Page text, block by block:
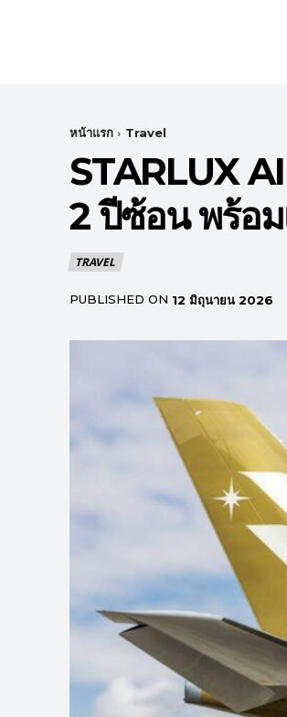
หน้าแรก Travel
STARLUX
2 ปีซ้อน พร้อม
TRAVEL
PUBLISHED ON 12 มิถุนายน 2026